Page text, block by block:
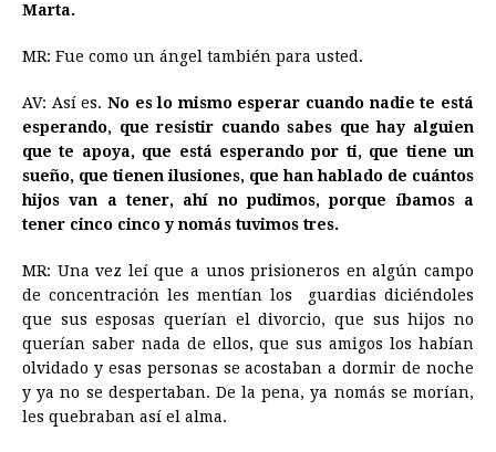
Marta.
MR: Fue como un ángel también para usted.
AV: Así es. No es lo mismo esperar cuando nadie te está
esperando, que resistir cuando sabes que hay alguien
que te apoya, que está esperando por ti, que tiene un
sueño, que tienen ilusiones, que han hablado de cuántos
hijos van a tener, ahí no pudimos, porque íbamos a
tener cinco cinco y nomás tuvimos tres.
MR: Una vez leí que a unos prisioneros en algún campo
de concentración les mentían los guardias diciéndoles
que sus esposas querían el divorcio, que sus hijos no
querían saber nada de ellos, que sus amigos los habían
olvidado y esas personas se acostaban a dormir de noche
y ya no se despertaban. De la pena, ya nomás se morían,
les quebraban así el alma.